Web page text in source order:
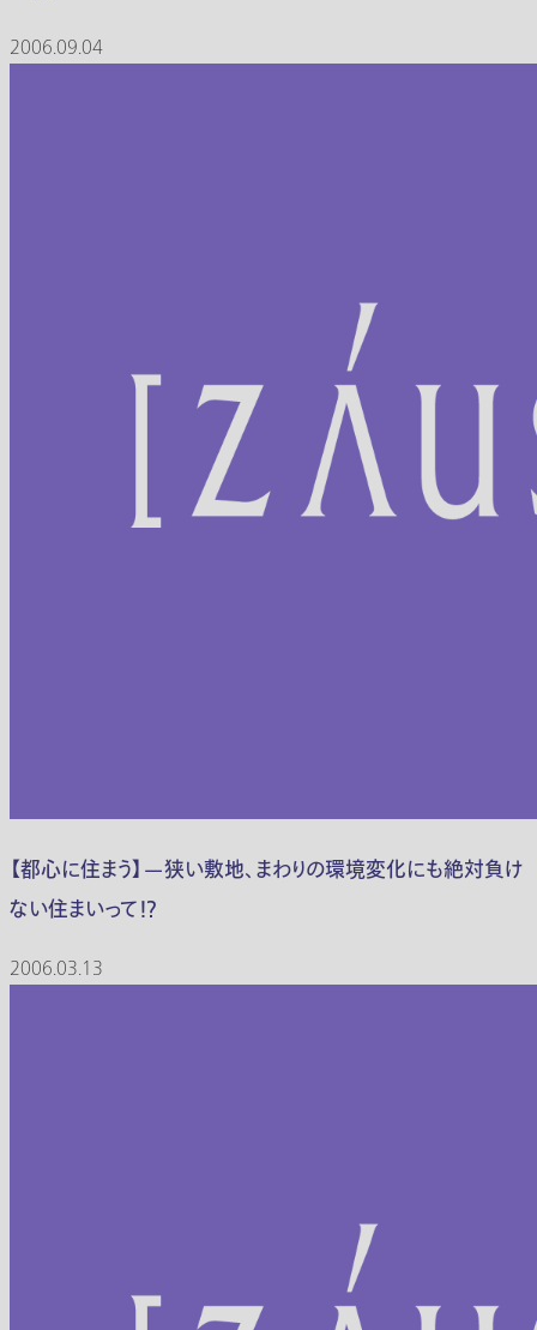
2006.09.04
【都心に住まう】—狭い敷地、まわりの環境変化にも絶対負け
ない住まいって！？
2006.03.13